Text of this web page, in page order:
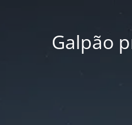
Galpão